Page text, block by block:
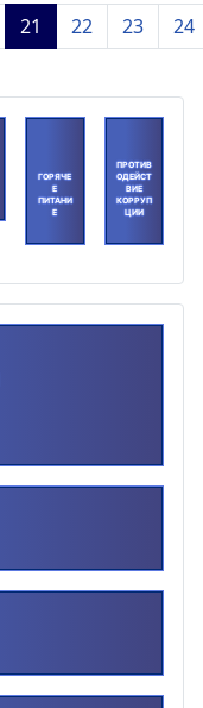
21 22 23 24
ГОРЯЧЕ
Е
ПИТАНИ
Е
ПРОТИВ
ОДЕЙСТ
ВИЕ
КОРРУП
ЦИИ